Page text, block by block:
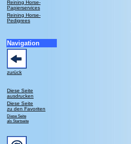
Reining Horse-
Papierservices
Reining Horse-
Pedigrees
Navigation
zurück
Diese Seite
ausdrucken
Diese Seite
zu den Favoriten
Diese Seite
als Startseite